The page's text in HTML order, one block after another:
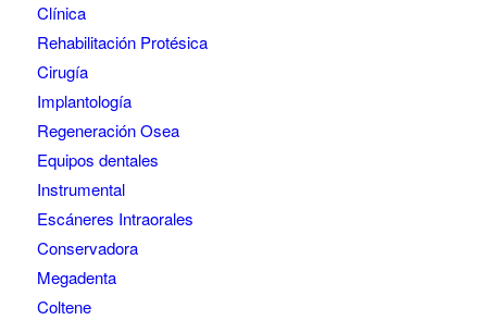
Clínica
Rehabilitación Protésica
Cirugía
Implantología
Regeneración Osea
Equipos dentales
Instrumental
Escáneres Intraorales
Conservadora
Megadenta
Coltene